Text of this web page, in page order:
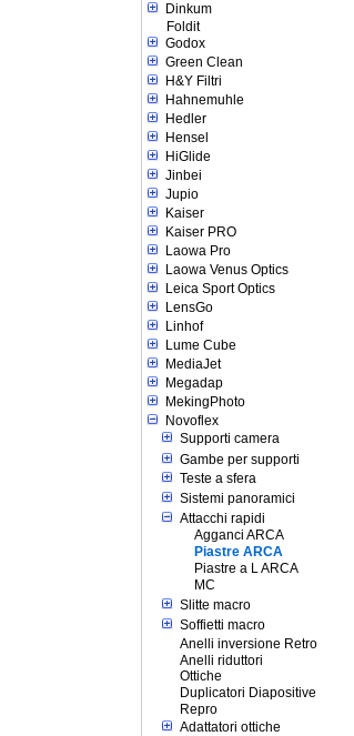
Dinkum
Foldit
Godox
Green Clean
H&Y Filtri
Hahnemuhle
Hedler
Hensel
HiGlide
Jinbei
Jupio
Kaiser
Kaiser PRO
Laowa Pro
Laowa Venus Optics
Leica Sport Optics
LensGo
Linhof
Lume Cube
MediaJet
Megadap
MekingPhoto
Novoflex
Supporti camera
Gambe per supporti
Teste a sfera
Sistemi panoramici
Attacchi rapidi
Agganci ARCA
Piastre ARCA
Piastre a L ARCA
MC
Slitte macro
Soffietti macro
Anelli inversione Retro
Anelli riduttori
Ottiche
Duplicatori Diapositive
Repro
Adattatori ottiche